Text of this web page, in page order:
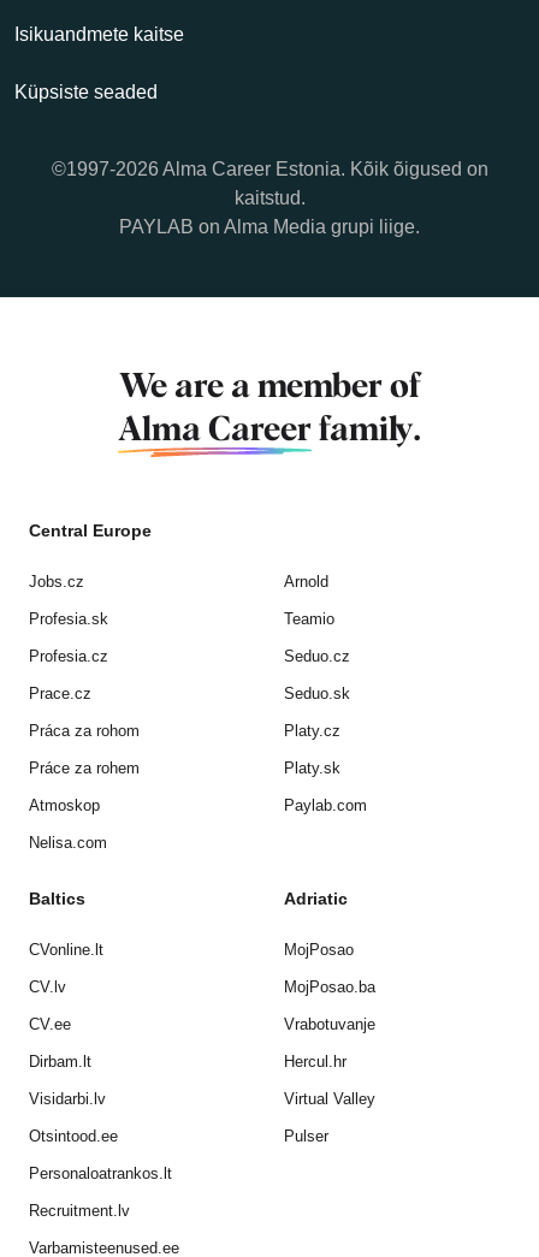
Isikuandmete kaitse
Küpsiste seaded
©1997-2026 Alma Career Estonia. Kõik õigused on
kaitstud.
PAYLAB on Alma Media grupi liige.
We are a member of
Alma Career family.
Central Europe
Jobs.cz
Profesia.sk
Profesia.cz
Prace.cz
Práca za rohom
Práce za rohem
Atmoskop
Nelisa.com
Arnold
Teamio
Seduo.cz
Seduo.sk
Platy.cz
Platy.sk
Paylab.com
Baltics
CVonline.lt
CV.lv
CV.ee
Dirbam.lt
Visidarbi.lv
Otsintood.ee
Personaloatrankos.lt
Recruitment.lv
Varbamisteenused.ee
Adriatic
MojPosao
MojPosao.ba
Vrabotuvanje
Hercul.hr
Virtual Valley
Pulser